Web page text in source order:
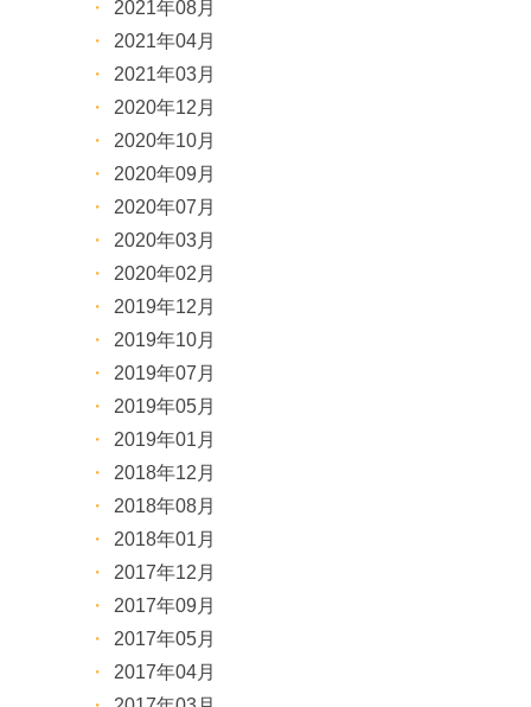
2021年08月
2021年04月
2021年03月
2020年12月
2020年10月
2020年09月
2020年07月
2020年03月
2020年02月
2019年12月
2019年10月
2019年07月
2019年05月
2019年01月
2018年12月
2018年08月
2018年01月
2017年12月
2017年09月
2017年05月
2017年04月